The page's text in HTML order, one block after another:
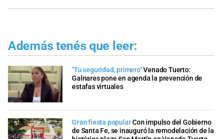
Además tenés que leer:
"Tu seguridad, primero"Venado Tuerto:
Galnares pone en agenda la prevención de
estafas virtuales
Gran fiesta popularCon impulso del Gobierno
de Santa Fe, se inauguró la remodelación de la